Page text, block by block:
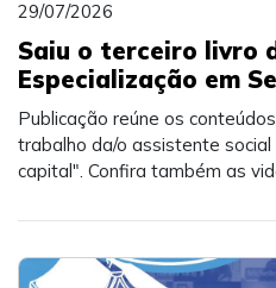
29/07/2026
Saiu o terceiro livro
Especialização em
Publicação reúne os
trabalho da/o assistente
capital". Confira também as